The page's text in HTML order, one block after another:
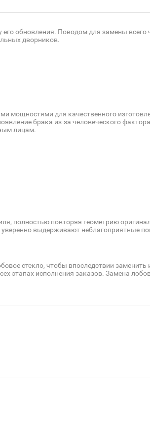
его обновления. Поводом для замены
дворников.
мощностями для качественного
брака из-за человеческого
лицам.
полностью повторяя геометрию
выдерживают неблагоприятные
стекло, чтобы впоследствии
этапах исполнения заказов. Замена